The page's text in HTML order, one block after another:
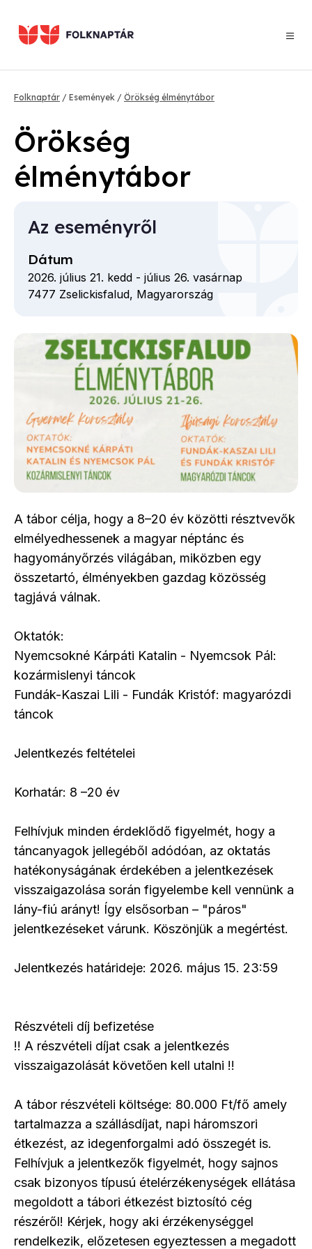
tartalomra
Morzsa
Folknaptár Események Örökség élménytábor
Örökség
élménytábor
A tábor célja, hogy a 8–20 év közötti résztvevők
elmélyedhessenek a magyar néptánc és
hagyományőrzés világában, miközben egy
összetartó, élményekben gazdag közösség
tagjává válnak.
Oktatók:
Nyemcsokné Kárpáti Katalin - Nyemcsok Pál:
kozármislenyi táncok
Fundák-Kaszai Lili - Fundák Kristóf: magyarózdi
táncok
Jelentkezés feltételei
Korhatár: 8 –20 év
Felhívjuk minden érdeklődő figyelmét, hogy a
táncanyagok jellegéből adódóan, az oktatás
hatékonyságának érdekében a jelentkezések
visszaigazolása során figyelembe kell vennünk a
lány-fiú arányt! Így elsősorban – "páros"
jelentkezéseket várunk. Köszönjük a megértést.
Jelentkezés határideje: 2026. május 15. 23:59
Részvételi díj befizetése
!! A részvételi díjat csak a jelentkezés
visszaigazolását követően kell utalni !!
A tábor részvételi költsége: 80.000 Ft/fő amely
tartalmazza a szállásdíjat, napi háromszori
étkezést, az idegenforgalmi adó összegét is.
Felhívjuk a jelentkezők figyelmét, hogy sajnos
csak bizonyos típusú ételérzékenységek ellátása
megoldott a tábori étkezést biztosító cég
részéről! Kérjek, hogy aki érzékenységgel
rendelkezik, előzetesen egyeztessen a megadott
Az eseményről
Dátum
2026. július 21. kedd - július 26. vasárnap
7477 Zselickisfalud, Magyarország